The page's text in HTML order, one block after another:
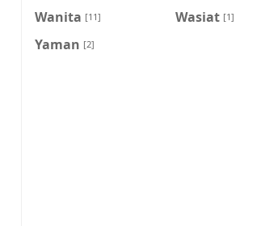
Wanita [11] Wasiat [1]
Yaman [2]